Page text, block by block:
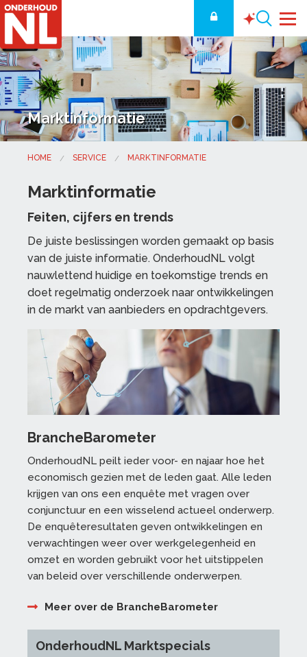
Marktinformatie
HOME SERVICE MARKTINFORMATIE
Marktinformatie
Feiten, cijfers en trends
De juiste beslissingen worden gemaakt op basis
van de juiste informatie. OnderhoudNL volgt
nauwlettend huidige en toekomstige trends en
doet regelmatig onderzoek naar ontwikkelingen
in de markt van aanbieders en opdrachtgevers.
BrancheBarometer
OnderhoudNL peilt ieder voor- en najaar hoe het
economisch gezien met de leden gaat. Alle leden
krijgen van ons een enquête met vragen over
conjunctuur en een wisselend actueel onderwerp.
De enquêteresultaten geven ontwikkelingen en
verwachtingen weer over werkgelegenheid en
omzet en worden gebruikt voor het uitstippelen
van beleid over verschillende onderwerpen.
Meer over de BrancheBarometer
OnderhoudNL Marktspecials